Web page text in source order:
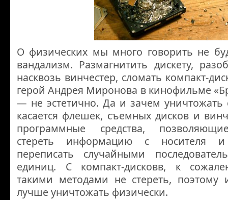
О физических мы много говорить не
вандализм. Размагнитить дискету,
насквозь винчестер, сломать компакт-
герой Андрея Миронова в кинофильме
— не эстетично. Да и зачем уничтожать
касается флешек, съемных дисков и
программные средства,
стереть информацию с носителя
переписать случайными
единиц. С компакт-дисковв, к
такими методами не стереть, поэтому
лучше уничтожать физически.